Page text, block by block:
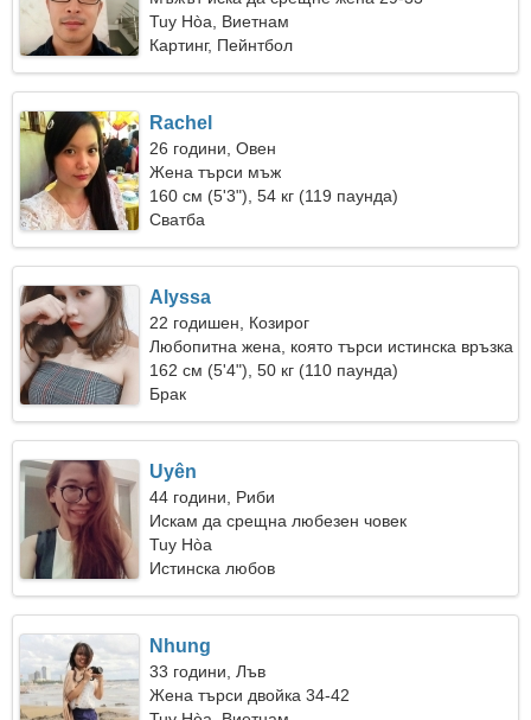
Tuy Hòa, Виетнам
Картинг, Пейнтбол
Rachel
26 години, Овен
Жена търси мъж
160 см (5'3"), 54 кг (119 паунда)
Сватба
Alyssa
22 годишен, Козирог
Любопитна жена, която търси истинска връзка
162 см (5'4"), 50 кг (110 паунда)
Брак
Uyên
44 години, Риби
Искам да срещна любезен човек
Tuy Hòa
Истинска любов
Nhung
33 години, Лъв
Жена търси двойка 34-42